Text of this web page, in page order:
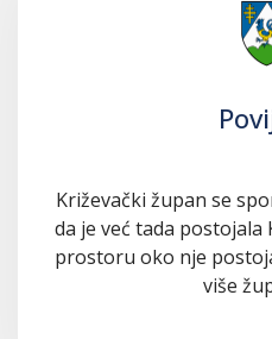
Križevački župan se
da je već tada postojala
prostoru oko nje
više